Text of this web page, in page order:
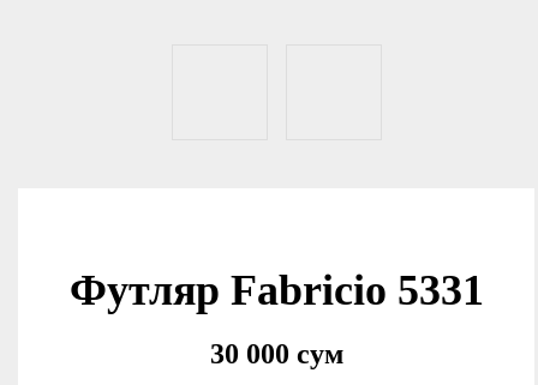
Футляр Fabricio 5331
30 000 сум